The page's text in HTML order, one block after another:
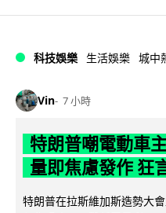
科技娛樂 生活娛樂 城中
Vin 7 小時
特朗普嘲電動車
量即焦慮發作 狂
特朗普在拉斯維加斯造勢大